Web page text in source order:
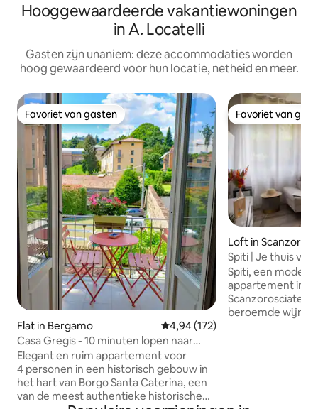
Hooggewaardeerde vakantiewoningen
in A. Locatelli
Gasten zijn unaniem: deze accommodaties worden
hoog gewaardeerd voor hun locatie, netheid en meer.
Favoriet van gasten
Favoriet van gasten
Flat in Bergamo Gemiddelde beoordeling van
4,94 (172)
Casa Gregis - 10 minuten lopen naar
UpperTown, Bergamo
Elegant en ruim appartement voor
4 personen in een historisch gebouw in
het hart van Borgo Santa Caterina, een
van de meest authentieke historische
Favoriet van
Favoriet van
Loft in
Spiti | Je thuis
Spiti, een modern
appartement in
Scanzorosciate,
beroemde